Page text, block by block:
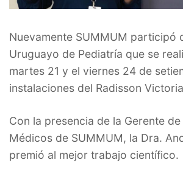
Nuevamente SUMMUM participó
Uruguayo de Pediatría que se
martes 21 y el viernes 24 de
instalaciones del Radisson
Con la presencia de la Gerente
Médicos de SUMMUM, la Dra.
premió al mejor trabajo científico.